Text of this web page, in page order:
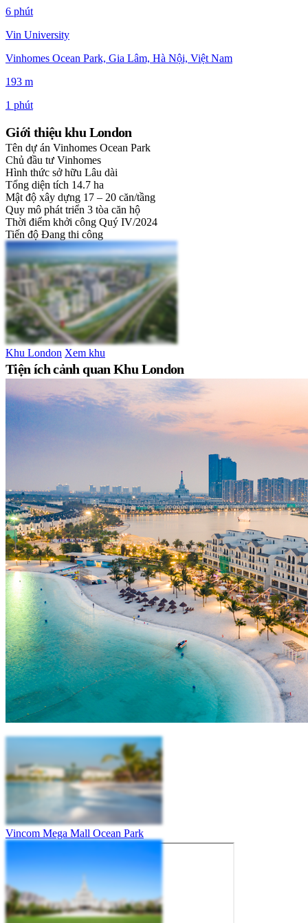
6 phút
Vin University
Vinhomes Ocean Park, Gia Lâm, Hà Nội, Việt Nam
193 m
1 phút
Giới thiệu khu London
Tên dự án Vinhomes Ocean Park
Chủ đầu tư Vinhomes
Hình thức sở hữu Lâu dài
Tổng diện tích 14.7 ha
Mật độ xây dựng 17 – 20 căn/tầng
Quy mô phát triển 3 tòa căn hộ
Thời điểm khởi công Quý IV/2024
Tiến độ Đang thi công
Khu London Xem khu
Tiện ích cảnh quan Khu London
Vincom Mega Mall Ocean Park